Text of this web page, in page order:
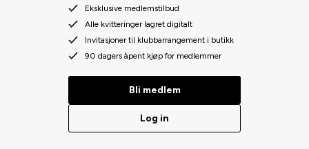
Eksklusive medlemstilbud
Alle kvitteringer lagret digitalt
Invitasjoner til klubbarrangement i butikk
90 dagers åpent kjøp for medlemmer
Bli medlem
Log in